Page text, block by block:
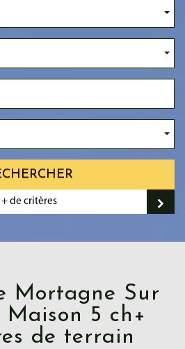
+ de critères
Maison 5 ch+
de terrain